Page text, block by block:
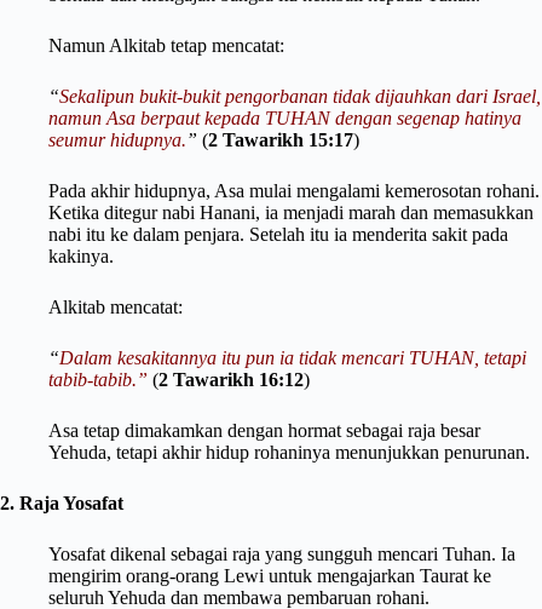
Namun Alkitab tetap mencatat:
“Sekalipun bukit-bukit pengorbanan tidak dijauhkan dari Israel,
namun Asa berpaut kepada TUHAN dengan segenap hatinya
seumur hidupnya.” (2 Tawarikh 15:17)
Pada akhir hidupnya, Asa mulai mengalami kemerosotan rohani.
Ketika ditegur nabi Hanani, ia menjadi marah dan memasukkan
nabi itu ke dalam penjara. Setelah itu ia menderita sakit pada
kakinya.
Alkitab mencatat:
“Dalam kesakitannya itu pun ia tidak mencari TUHAN, tetapi
tabib-tabib.” (2 Tawarikh 16:12)
Asa tetap dimakamkan dengan hormat sebagai raja besar
Yehuda, tetapi akhir hidup rohaninya menunjukkan penurunan.
2. Raja Yosafat
Yosafat dikenal sebagai raja yang sungguh mencari Tuhan. Ia
mengirim orang-orang Lewi untuk mengajarkan Taurat ke
seluruh Yehuda dan membawa pembaruan rohani.